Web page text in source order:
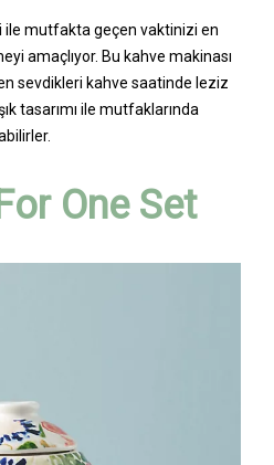
ile mutfakta geçen vaktinizi en
amaçlıyor. Bu kahve makinası
sevdikleri kahve saatinde leziz
tasarımı ile mutfaklarında
One Set